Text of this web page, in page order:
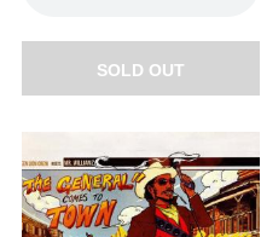
SOLD OUT